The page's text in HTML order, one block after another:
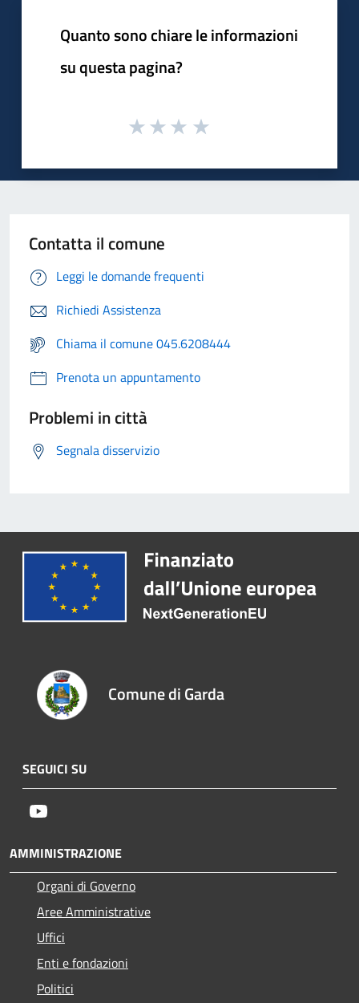
Quanto sono chiare le informazioni
su questa pagina?
Contatta il comune
Leggi le domande frequenti
Richiedi Assistenza
Chiama il comune 045.6208444
Prenota un appuntamento
Problemi in città
Segnala disservizio
Comune di Garda
SEGUICI SU
AMMINISTRAZIONE
Organi di Governo
Aree Amministrative
Uffici
Enti e fondazioni
Politici